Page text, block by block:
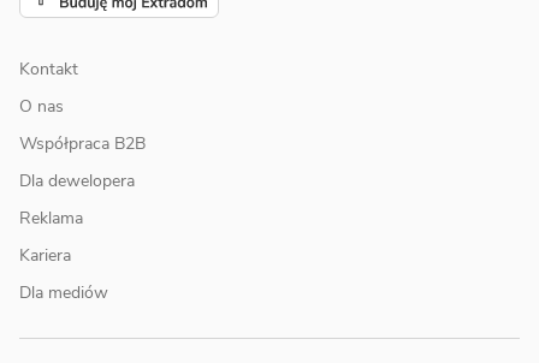
Kontakt
O nas
Współpraca B2B
Dla dewelopera
Reklama
Kariera
Dla mediów